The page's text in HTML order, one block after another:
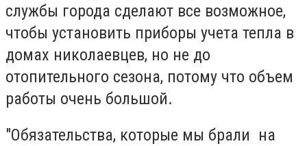
службы города сделают все возможное,
чтобы установить приборы учета тепла в
домах николаевцев, но не до
отопительного сезона, потому что объем
работы очень большой.
"Обязательства, которые мы брали на